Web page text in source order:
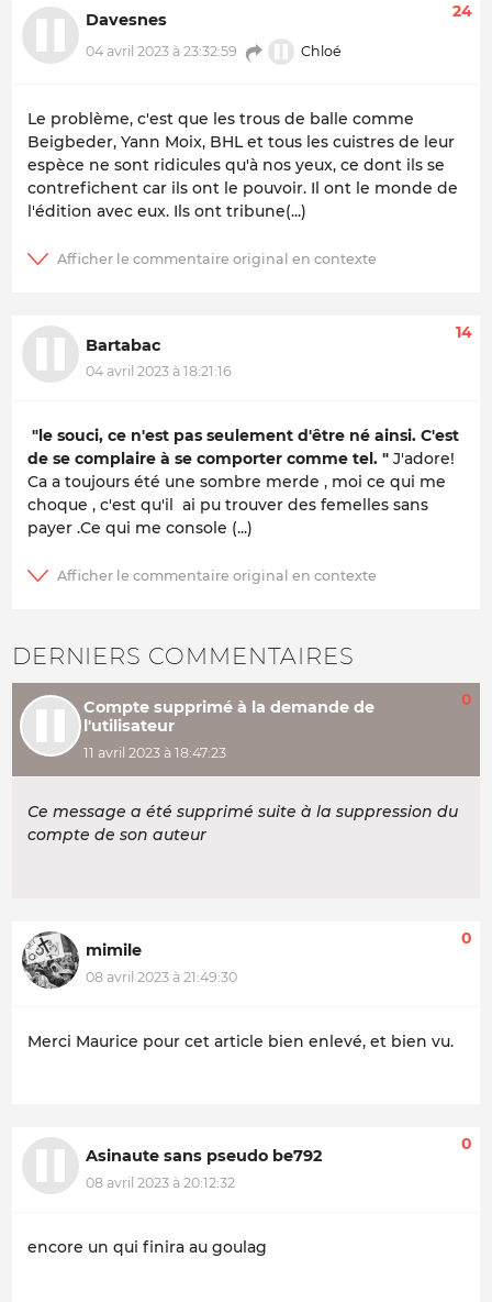
Davesnes
04 avril 2023 à 23:32:59 Chloé
24
Le problème, c'est que les trous de balle comme
Beigbeder, Yann Moix, BHL et tous les cuistres de leur
espèce ne sont ridicules qu'à nos yeux, ce dont ils se
contrefichent car ils ont le pouvoir. Il ont le monde de
l'édition avec eux. Ils ont tribune(...)
Bartabac
04 avril 2023 à 18:21:16
14
"le souci, ce n'est pas seulement d'être né ainsi. C'est
de se complaire à se comporter comme tel. " J'adore!
Ca a toujours été une sombre merde , moi ce qui me
choque , c'est qu'il ai pu trouver des femelles sans
payer .Ce qui me console (...)
DERNIERS COMMENTAIRES
Compte supprimé à la demande de
l'utilisateur
11 avril 2023 à 18:47:23
0
Ce message a été supprimé suite à la suppression du
compte de son auteur
mimile
08 avril 2023 à 21:49:30
0
Merci Maurice pour cet article bien enlevé, et bien vu.
Asinaute sans pseudo be792
08 avril 2023 à 20:12:32
0
encore un qui finira au goulag